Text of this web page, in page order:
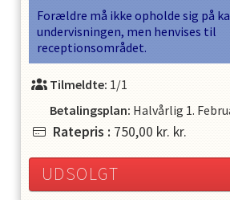
Forældre må ikke opholde sig på
undervisningen, men henvises til
receptionsområdet.
Tilmeldte: 1/1
Betalingsplan: Halvårlig 1.
Ratepris : 750,00 kr. kr.
UDSOLGT